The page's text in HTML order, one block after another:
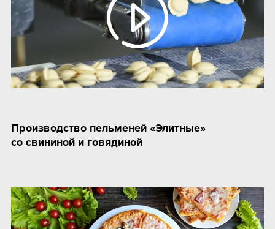
Производство пельменей «Элитные»
со свининой и говядиной